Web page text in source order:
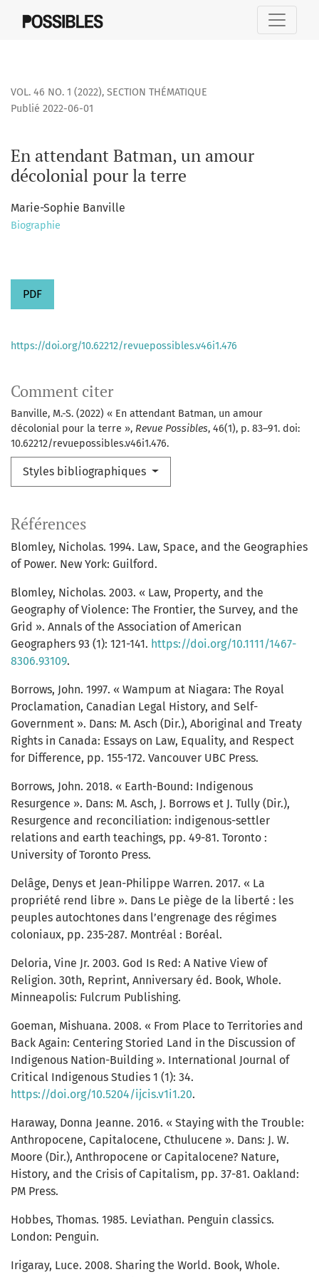
En attendant Batman, un amour décolonial pour la terre
VOL. 46 NO. 1 (2022), SECTION THÉMATIQUE
En attendant Batman, un amour
décolonial pour la terre
Publié 2022-06-01
Marie-Sophie Banville
Biographie
PDF
Comment citer
Banville, M.-S. (2022) « En attendant Batman, un amour
décolonial pour la terre », Revue Possibles, 46(1), p. 83–91. doi:
10.62212/revuepossibles.v46i1.476.
Styles bibliographiques
https://doi.org/10.62212/revuepossibles.v46i1.476
Références
Blomley, Nicholas. 1994. Law, Space, and the Geographies
of Power. New York: Guilford.
Blomley, Nicholas. 2003. « Law, Property, and the
Geography of Violence: The Frontier, the Survey, and the
Grid ». Annals of the Association of American
Geographers 93 (1): 121-141. https://doi.org/10.1111/1467-
8306.93109.
Borrows, John. 1997. « Wampum at Niagara: The Royal
Proclamation, Canadian Legal History, and Self-
Government ». Dans: M. Asch (Dir.), Aboriginal and Treaty
Rights in Canada: Essays on Law, Equality, and Respect
for Difference, pp. 155-172. Vancouver UBC Press.
Borrows, John. 2018. « Earth-Bound: Indigenous
Resurgence ». Dans: M. Asch, J. Borrows et J. Tully (Dir.),
Resurgence and reconciliation: indigenous-settler
relations and earth teachings, pp. 49-81. Toronto :
University of Toronto Press.
Delâge, Denys et Jean-Philippe Warren. 2017. « La
propriété rend libre ». Dans Le piège de la liberté : les
peuples autochtones dans l’engrenage des régimes
coloniaux, pp. 235-287. Montréal : Boréal.
Deloria, Vine Jr. 2003. God Is Red: A Native View of
Religion. 30th, Reprint, Anniversary éd. Book, Whole.
Minneapolis: Fulcrum Publishing.
Goeman, Mishuana. 2008. « From Place to Territories and
Back Again: Centering Storied Land in the Discussion of
Indigenous Nation-Building ». International Journal of
Critical Indigenous Studies 1 (1): 34.
https://doi.org/10.5204/ijcis.v1i1.20.
Haraway, Donna Jeanne. 2016. « Staying with the Trouble:
Anthropocene, Capitalocene, Cthulucene ». Dans: J. W.
Moore (Dir.), Anthropocene or Capitalocene? Nature,
History, and the Crisis of Capitalism, pp. 37-81. Oakland:
PM Press.
Hobbes, Thomas. 1985. Leviathan. Penguin classics.
London: Penguin.
Irigaray, Luce. 2008. Sharing the World. Book, Whole.